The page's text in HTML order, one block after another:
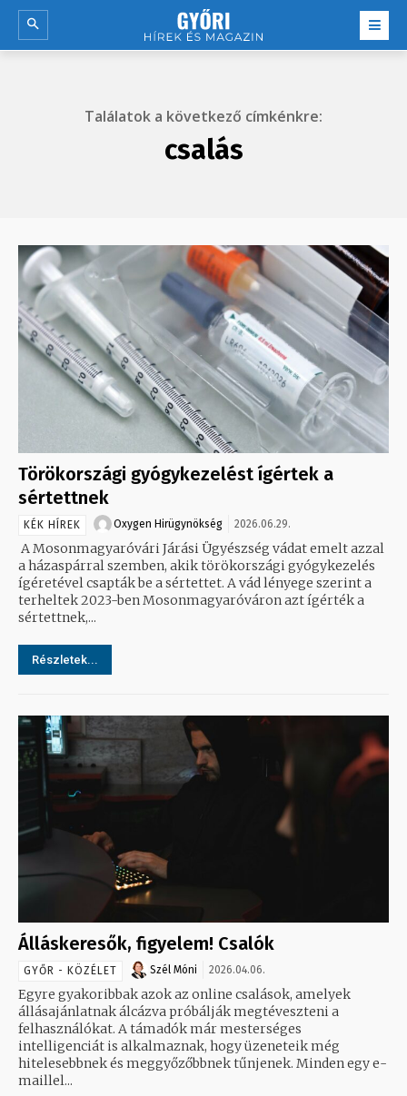
Találatok a következő címkénkre:
csalás
Törökországi gyógykezelést ígértek a
sértettnek
KÉK HÍREK Oxygen Hirügynökség 2026.06.29.
A Mosonmagyaróvári Járási Ügyészség vádat emelt azzal
a házaspárral szemben, akik törökországi gyógykezelés
ígéretével csapták be a sértettet. A vád lényege szerint a
terheltek 2023-ben Mosonmagyaróváron azt ígérték a
sértettnek,...
Részletek...
Álláskeresők, figyelem! Csalók
GYŐR - KÖZÉLET Szél Móni 2026.04.06.
Egyre gyakoribbak azok az online csalások, amelyek
állásajánlatnak álcázva próbálják megtéveszteni a
felhasználókat. A támadók már mesterséges
intelligenciát is alkalmaznak, hogy üzeneteik még
hitelesebbnek és meggyőzőbbnek tűnjenek. Minden egy e-
maillel...